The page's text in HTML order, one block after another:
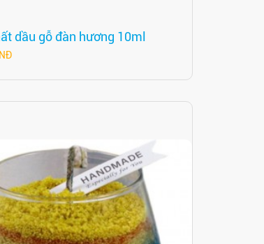
dầu gỗ đàn hương 10ml